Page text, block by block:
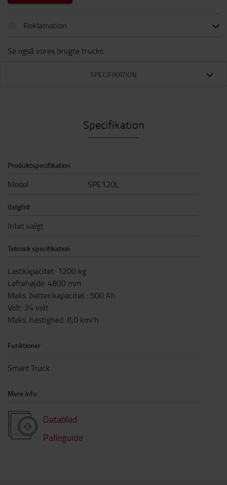
Reklamation
Se også vores brugte trucks
SPECIFIKATION
Specifikation
Produktspecifikation
Model SPE120L
Valgfrit
Intet valgt
Teknisk specifikation
Lastkapacitet: 1200 kg
Løftehøjde: 4800 mm
Maks. batterikapacitet : 500 Ah
Volt: 24 volt
Maks. hastighed: 8,0 km/h
Funktioner
Smart Truck
Mere info
Datablad
Palleguide